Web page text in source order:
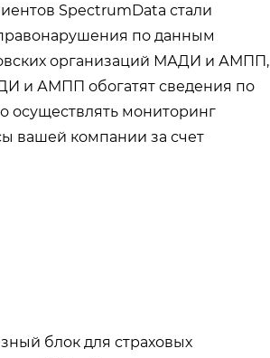
SpectrumData стали
по данным
организаций МАДИ и АМПП,
и АМПП обогатят сведения по
осуществлять мониторинг
вашей компании за счет
блок для страховых